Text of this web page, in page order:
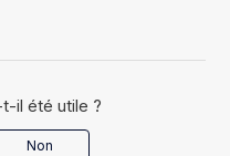
il été utile ?
Non